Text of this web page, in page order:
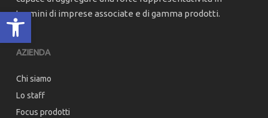
Apri la barra degli strumenti
termini di imprese associate e di gamma prodotti.
AZIENDA
Chi siamo
Lo staff
Focus prodotti